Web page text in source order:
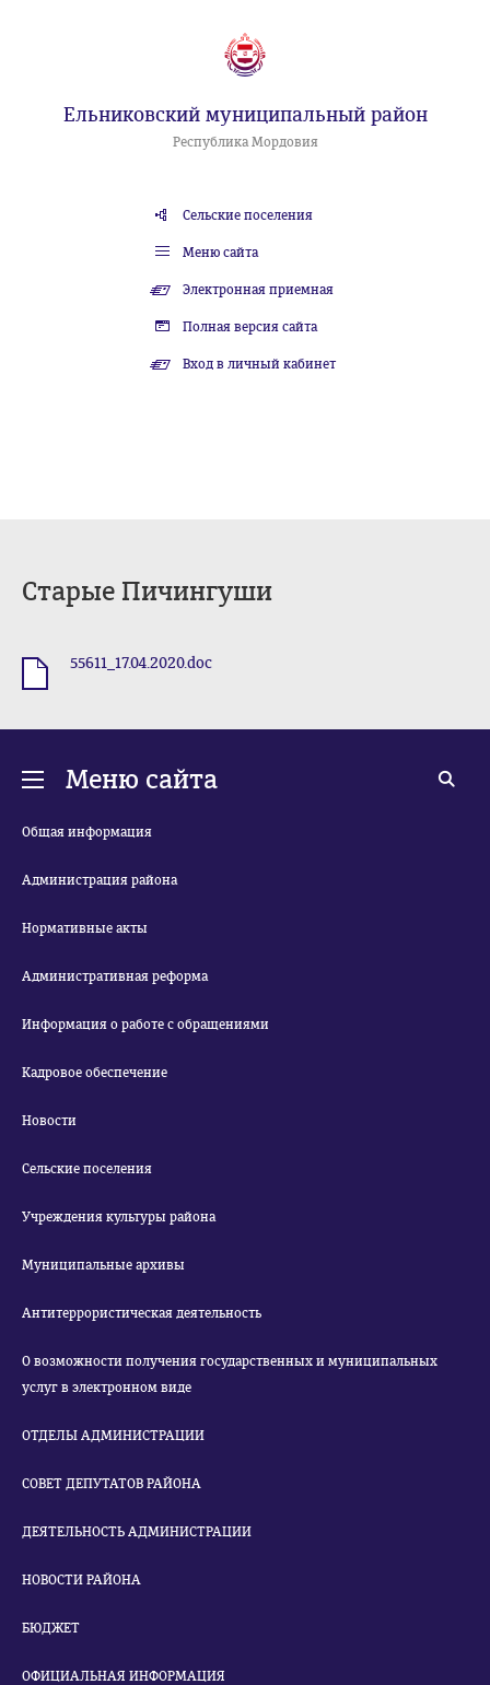
Ельниковский муниципальный район
Республика Мордовия
Сельские поселения
Меню сайта
Электронная приемная
Полная версия сайта
Вход в личный кабинет
Старые Пичингуши
55611_17.04.2020.doc
Меню сайта
Общая информация
Администрация района
Нормативные акты
Административная реформа
Информация о работе с обращениями
Кадровое обеспечение
Новости
Сельские поселения
Учреждения культуры района
Муниципальные архивы
Антитеррористическая деятельность
О возможности получения государственных и муниципальных
услуг в электронном виде
ОТДЕЛЫ АДМИНИСТРАЦИИ
СОВЕТ ДЕПУТАТОВ РАЙОНА
ДЕЯТЕЛЬНОСТЬ АДМИНИСТРАЦИИ
НОВОСТИ РАЙОНА
БЮДЖЕТ
ОФИЦИАЛЬНАЯ ИНФОРМАЦИЯ